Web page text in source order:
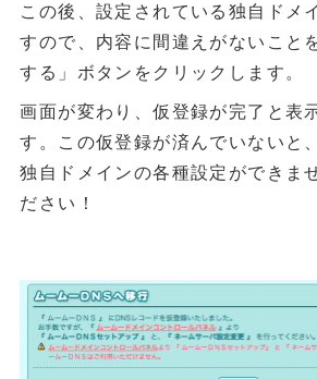
この後、設定されている独自ドメ
すので、内容に間違えがないこと
する」ボタンをクリックします。
画面が変わり、仮登録が完了と表
す。この仮登録が済んでいないと
独自ドメインの各種設定ができま
ださい！